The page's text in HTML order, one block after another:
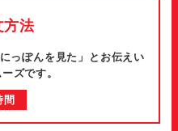
方法
っぽんを見た」とお伝えい
ズです。
間